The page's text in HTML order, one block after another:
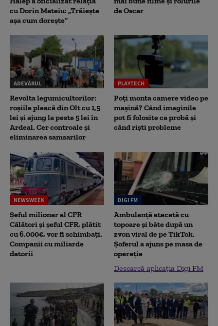
cu Dorin Mateiu: „Trăiește
așa cum dorește”
de Oscar
ADEVĂRUL
Revolta legumicultorilor:
roșiile pleacă din Olt cu 1,5
lei și ajung la peste 5 lei în
Ardeal. Cer controale și
eliminarea samsarilor
PLAYTECH
Poți monta camere video pe
mașină? Când imaginile
pot fi folosite ca probă și
când riști probleme
NEWSWEEK
Șeful milionar al CFR
Călători și șeful CFR, plătit
cu 6.000€, vor fi schimbați.
Companii cu miliarde
datorii
DIGI FM
Ambulanță atacată cu
topoare și bâte după un
zvon viral de pe TikTok.
Șoferul a ajuns pe masa de
operație
Descarcă aplicația Digi FM